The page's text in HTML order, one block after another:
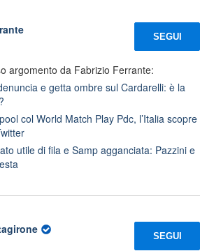
SEGUI
argomento da Fabrizio Ferrante:
e getta ombre sul Cardarelli: è la
col World Match Play Pdc, l’Italia scopre
utile di fila e Samp agganciata: Pazzini e
SEGUI